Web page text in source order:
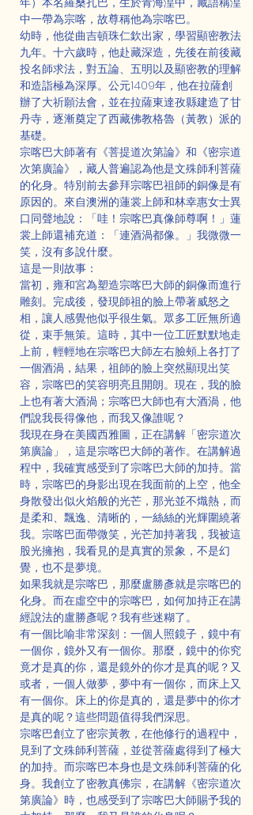
中一帶為宗喀，故尊稱他為宗喀巴。
幼時，他從曲吉頓珠仁欽出家，學習顯密教法
九年。十六歲時，他赴藏深造，先後在前後藏
投名師求法，對五論、五明以及顯密教的理解
和造詣極為深厚。公元1409年，他在拉薩創
辦了大祈願法會，並在拉薩東達孜縣建造了甘
丹寺，逐漸奠定了西藏佛教格魯（黃教）派的
基礎。
宗喀巴大師著有《菩提道次第論》和《密宗道
次第廣論》，藏人普遍認為他是文殊師利菩薩
的化身。特別前去參拜宗喀巴祖師的銅像是有
原因的。來自澳洲的蓮裳上師和林幸惠女士異
口同聲地說：「哇！宗喀巴真像師尊啊！」蓮
裳上師還補充道：「連酒渦都像。」我微微一
笑，沒有多說什麼。
這是一則故事：
當初，雍和宮為塑造宗喀巴大師的銅像而進行
雕刻。完成後，發現師祖的臉上帶著威怒之
相，讓人感覺他似乎很生氣。眾多工匠無所適
從，束手無策。這時，其中一位工匠默默地走
上前，輕輕地在宗喀巴大師左右臉頰上各打了
一個酒渦，結果，祖師的臉上突然顯現出笑
容，宗喀巴的笑容明亮且開朗。現在，我的臉
上也有著大酒渦；宗喀巴大師也有大酒渦，他
們說我長得像他，而我又像誰呢？
我現在身在美國西雅圖，正在講解「密宗道次
第廣論」，這是宗喀巴大師的著作。在講解過
程中，我確實感受到了宗喀巴大師的加持。當
時，宗喀巴的身影出現在我面前的上空，他全
身散發出似火焰般的光芒，那光並不熾熱，而
是柔和、飄逸、清晰的，一絲絲的光輝圍繞著
我。宗喀巴面帶微笑，光芒加持著我，我被這
股光擁抱，我看見的是真實的景象，不是幻
覺，也不是夢境。
如果我就是宗喀巴，那麼盧勝彥就是宗喀巴的
化身。而在虛空中的宗喀巴，如何加持正在講
經說法的盧勝彥呢？我有些迷糊了。
有一個比喻非常深刻：一個人照鏡子，鏡中有
一個你，鏡外又有一個你。那麼，鏡中的你究
竟才是真的你，還是鏡外的你才是真的呢？又
或者，一個人做夢，夢中有一個你，而床上又
有一個你。床上的你是真的，還是夢中的你才
是真的呢？這些問題值得我們深思。
宗喀巴創立了密宗黃教，在他修行的過程中，
見到了文殊師利菩薩，並從菩薩處得到了極大
的加持。而宗喀巴本身也是文殊師利菩薩的化
身。我創立了密教真佛宗，在講解《密宗道次
第廣論》時，也感受到了宗喀巴大師賜予我的